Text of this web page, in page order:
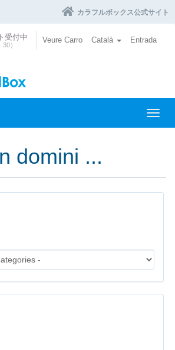
カラフルボックス公式サイト
受付中
）
Veure Carro Català Entrada
C
a
a
e
domini ...